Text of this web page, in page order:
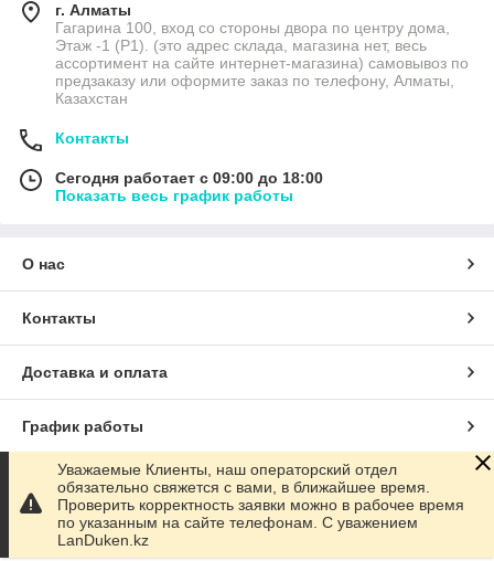
г. Алматы
Гагарина 100, вход со стороны двора по центру дома,
Этаж -1 (P1). (это адрес склада, магазина нет, весь
ассортимент на сайте интернет-магазина) самовывоз по
предзаказу или оформите заказ по телефону, Алматы,
Казахстан
Контакты
Сегодня работает с 09:00 до 18:00
Показать весь график работы
О нас
Контакты
Доставка и оплата
График работы
Полная версия сайта
Сайт создан на маркетплейсе Satu.kz
Уважаемые Клиенты, наш операторский отдел
обязательно свяжется с вами, в ближайшее время.
Проверить корректность заявки можно в рабочее время
по указанным на сайте телефонам. С уважением
LanDuken.kz